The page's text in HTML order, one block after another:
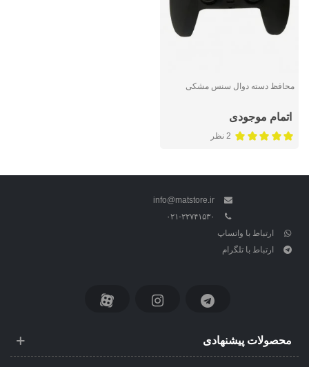
محافظ دسته دوال سنس مشکی
اتمام موجودی
2 نظر
info@matstore.ir
۰۲۱-۲۲۷۴۱۵۳۰
ارتباط با واتساپ
ارتباط با تلگرام
محصولات پیشنهادی